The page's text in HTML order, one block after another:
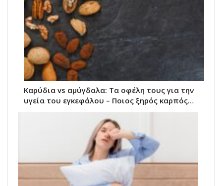
Καρύδια vs αμύγδαλα: Τα οφέλη τους για την
υγεία του εγκεφάλου – Ποιος ξηρός καρπός…